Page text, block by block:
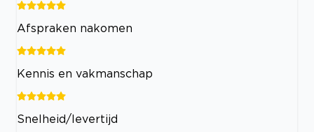
Afspraken nakomen
Kennis en vakmanschap
Snelheid/levertijd